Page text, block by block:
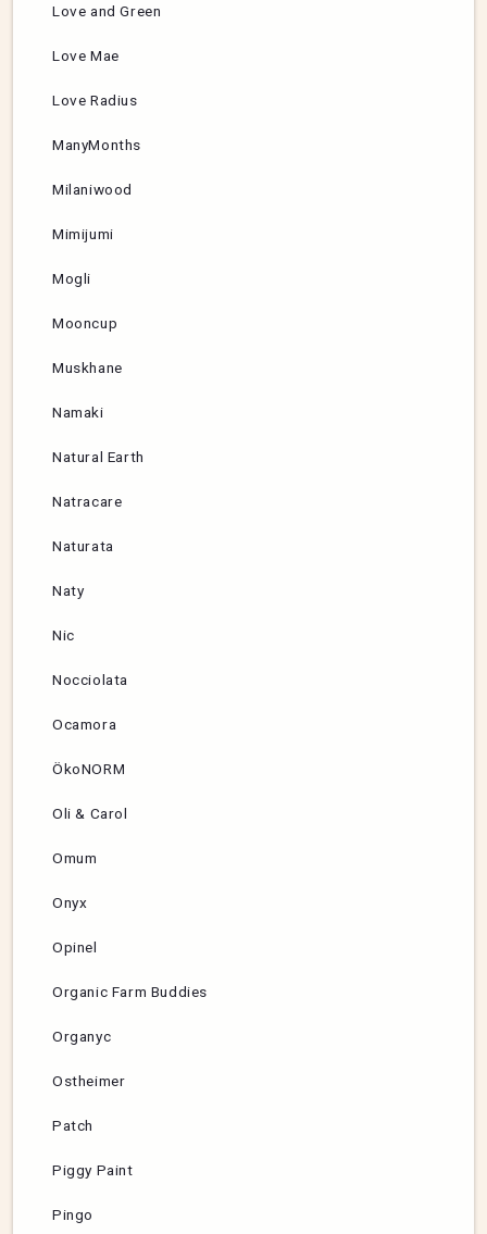
Love and Green
Love Mae
Love Radius
ManyMonths
Milaniwood
Mimijumi
Mogli
Mooncup
Muskhane
Namaki
Natural Earth
Natracare
Naturata
Naty
Nic
Nocciolata
Ocamora
ÖkoNORM
Oli & Carol
Omum
Onyx
Opinel
Organic Farm Buddies
Organyc
Ostheimer
Patch
Piggy Paint
Pingo